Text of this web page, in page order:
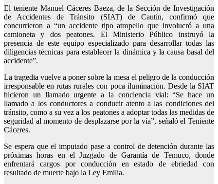
El teniente Manuel Cáceres Baeza, de la Sección de Investigación
de Accidentes de Tránsito (SIAT) de Cautín, confirmó que
concurrieron a “un accidente tipo atropello que involucró a una
camioneta y dos peatones. El Ministerio Público instruyó la
presencia de este equipo especializado para desarrollar todas las
diligencias técnicas para establecer la dinámica y la causa basal del
accidente”.
La tragedia vuelve a poner sobre la mesa el peligro de la conducción
irresponsable en rutas rurales con poca iluminación. Desde la SIAT
hicieron un llamado urgente a la conciencia vial: “Se hace un
llamado a los conductores a conducir atento a las condiciones del
tránsito, como a su vez a los peatones a adoptar todas las medidas de
seguridad al momento de desplazarse por la vía”, señaló el Teniente
Cáceres.
Se espera que el imputado pase a control de detención durante las
próximas horas en el Juzgado de Garantía de Temuco, donde
enfrentará cargos por conducción en estado de ebriedad con
resultado de muerte bajo la Ley Emilia.